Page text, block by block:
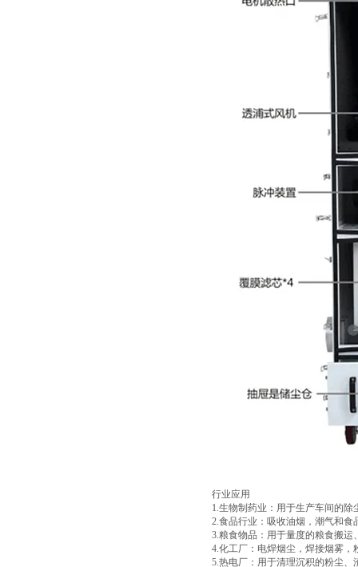
行业应用
1.生物制药业：用于生产车间的除
2.食品行业：吸收油烟，潮气和食
3.粮食物品：用于量度的粮食搬运
4.化工厂：电焊烟尘，焊接烟雾
5.热电厂：用于清理沉积的粉尘